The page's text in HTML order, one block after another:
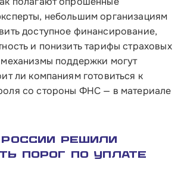
небольшим организациям
доступное финансирование,
и понизить тарифы страховых
поддержки могут
ли компаниям готовиться к
со стороны ФНС — в материале
решили
порог по уплате